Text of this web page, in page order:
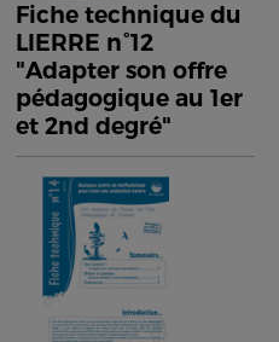
Fiche technique du
LIERRE n°12
"Adapter son offre
pédagogique au 1er
et 2nd degré"